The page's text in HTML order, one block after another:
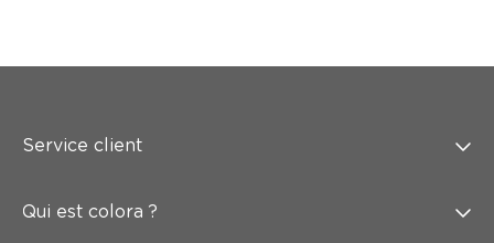
Service client
Qui est colora ?